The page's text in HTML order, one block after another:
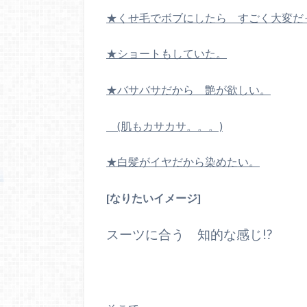
★くせ毛でボブにしたら すごく大変だ
★ショートもしていた。
★バサバサだから 艶が欲しい。
(肌もカサカサ。。。)
★白髪がイヤだから染めたい。
[なりたいイメージ]
スーツに合う 知的な感じ!?